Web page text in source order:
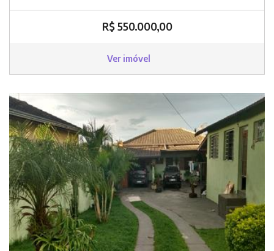
R$ 550.000,00
Ver imóvel